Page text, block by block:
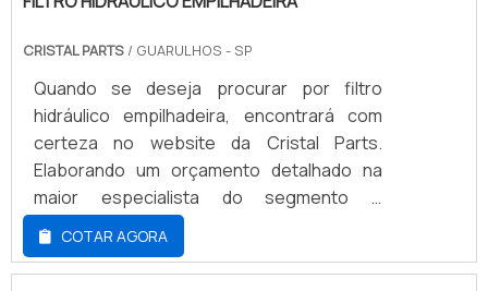
CRISTAL PARTS / GUARULHOS - SP
Quando se deseja procurar por filtro
hidráulico empilhadeira, encontrará com
certeza no website da Cristal Parts.
Elaborando um orçamento detalhado na
maior especialista do segmento e
descobrindo a melhor referência em
qualidade.Quando o tema é filtro hidráulico
empilhadeira, com os profissionais
COTAR AGORA